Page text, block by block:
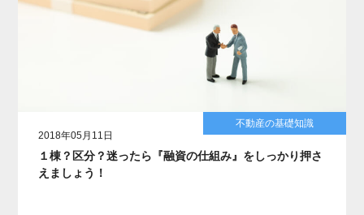
不動産の基礎知識
2018年05月11日
１棟？区分？迷ったら『融資の仕組み』をしっかり押さ
えましょう！